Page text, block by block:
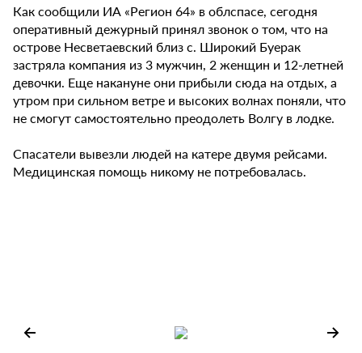
Как сообщили ИА «Регион 64» в облспасе, сегодня
оперативный дежурный принял звонок о том, что на
острове Несветаевский близ с. Широкий Буерак
застряла компания из 3 мужчин, 2 женщин и 12-летней
девочки. Еще накануне они прибыли сюда на отдых, а
утром при сильном ветре и высоких волнах поняли, что
не смогут самостоятельно преодолеть Волгу в лодке.
Спасатели вывезли людей на катере двумя рейсами.
Медицинская помощь никому не потребовалась.